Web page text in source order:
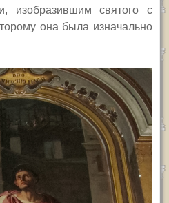
изобразившим святого с
она была изначально